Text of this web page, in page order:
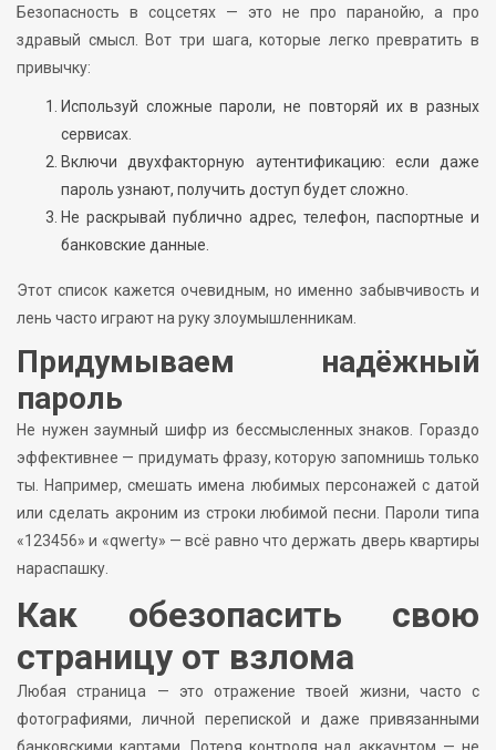
Безопасность в соцсетях — это не про паранойю, а про
здравый смысл. Вот три шага, которые легко превратить в
привычку:
Используй сложные пароли, не повторяй их в разных
сервисах.
Включи двухфакторную аутентификацию: если даже
пароль узнают, получить доступ будет сложно.
Не раскрывай публично адрес, телефон, паспортные и
банковские данные.
Этот список кажется очевидным, но именно забывчивость и
лень часто играют на руку злоумышленникам.
Придумываем надёжный
пароль
Не нужен заумный шифр из бессмысленных знаков. Гораздо
эффективнее — придумать фразу, которую запомнишь только
ты. Например, смешать имена любимых персонажей с датой
или сделать акроним из строки любимой песни. Пароли типа
«123456» и «qwerty» — всё равно что держать дверь квартиры
нараспашку.
Как обезопасить свою
страницу от взлома
Любая страница — это отражение твоей жизни, часто с
фотографиями, личной перепиской и даже привязанными
банковскими картами. Потеря контроля над аккаунтом — не